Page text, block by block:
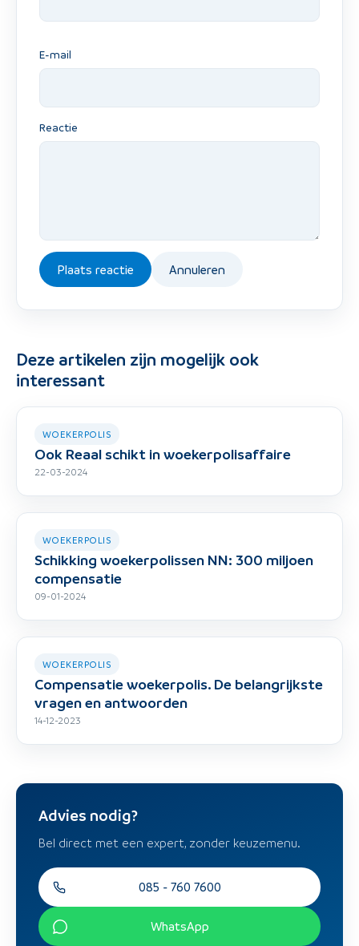
E-mail
Reactie
Plaats reactie Annuleren
Deze artikelen zijn mogelijk ook
interessant
WOEKERPOLIS
Ook Reaal schikt in woekerpolisaffaire
22-03-2024
WOEKERPOLIS
Schikking woekerpolissen NN: 300 miljoen
compensatie
09-01-2024
WOEKERPOLIS
Compensatie woekerpolis. De belangrijkste
vragen en antwoorden
14-12-2023
Advies nodig?
Bel direct met een expert, zonder keuzemenu.
085 - 760 7600
WhatsApp